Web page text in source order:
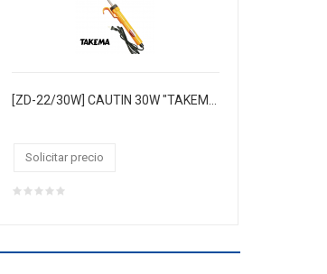
[ZD-22/30W] CAUTIN 30W "TAKEMA" C/GANCHO P/AGUJA 0.9MM PLATA, C/RESISTENCIA DE CERÁMICA INTERNA, MANGO PVC NARANJA BLISTER, CJX100
Solicitar precio